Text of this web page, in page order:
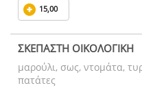
15,00
ΣΚΕΠΑΣΤΗ ΟΙΚΟΛΟΓΙΚΗ
μαρούλι, σως, ντομάτα,
πατάτες